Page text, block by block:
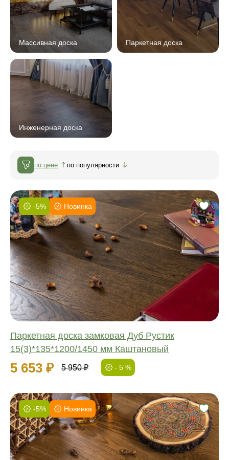
Массивная доска Паркетная доска
Инженерная доска
по цене по популярности
-5% Новинка
Паркетная доска замковая Дуб Рустик
15(3)*135*1200/1450 мм Каштановый
5 653 ₽ 5 950 ₽ - 5 %
Фаска:
Соединение:
Обработка:
Длина:
Ширина:
Толщина:
-5% Новинка
Фаска:
Соединение:
Обработка:
Длина: